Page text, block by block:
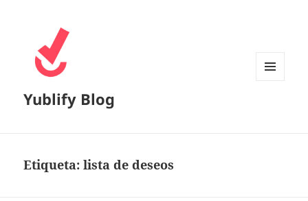
Yublify Blog
Etiqueta:lista de deseos